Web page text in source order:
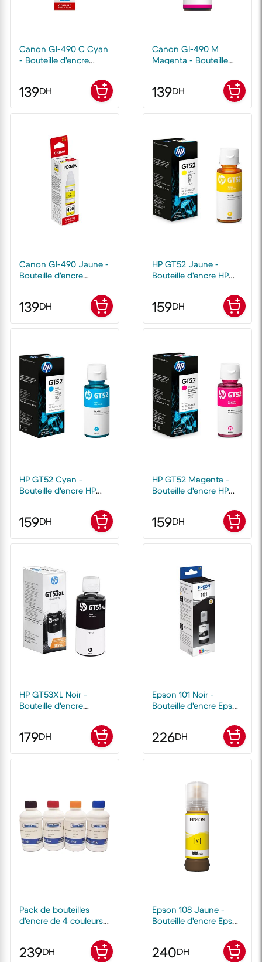
Canon GI-490 C Cyan
- Bouteille d'encre
139DH
Canon GI-490 M
Magenta - Bouteille
139DH
Canon GI-490 Jaune -
Bouteille d'encre
139DH
HP GT52 Jaune -
Bouteille d'encre HP
159DH
HP GT52 Cyan -
Bouteille d'encre HP
159DH
HP GT52 Magenta -
Bouteille d'encre HP
159DH
HP GT53XL Noir -
Bouteille d'encre
179DH
Epson 101 Noir -
Bouteille d'encre Epson
226DH
Pack de bouteilles
d’encre de 4 couleurs
239DH
Epson 108 Jaune -
Bouteille d'encre Epson
240DH